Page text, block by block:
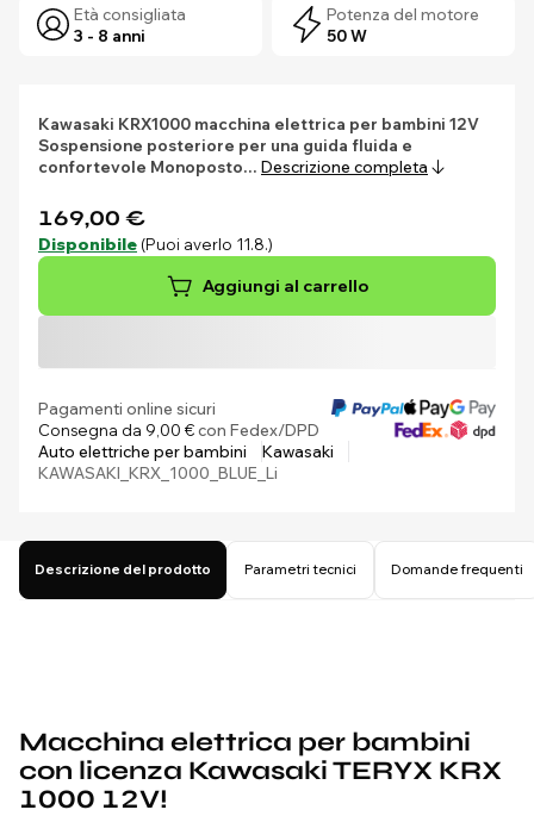
Età consigliata
3 - 8 anni
Potenza del motore
50 W
Kawasaki KRX1000 macchina elettrica per bambini 12V
Sospensione posteriore per una guida fluida e
confortevole Monoposto… Descrizione completa
169,00 €
Disponibile (Puoi averlo 11.8.)
Aggiungi al carrello
Pagamenti online sicuri
Consegna da 9,00 €con Fedex/DPD
Auto elettriche per bambini
Kawasaki
KAWASAKI_KRX_1000_BLUE_Li
Descrizione del prodotto Parametri tecnici Domande frequenti
Macchina elettrica per bambini
con licenza Kawasaki TERYX KRX
1000 12V!